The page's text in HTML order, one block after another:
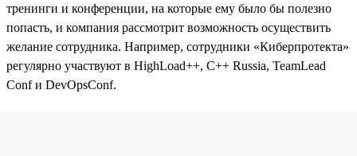
тренинги и конференции, на которые ему было бы полезно
попасть, и компания рассмотрит возможность осуществить
желание сотрудника. Например, сотрудники «Киберпротекта»
регулярно участвуют в HighLoad++, C++ Russia, TeamLead
Conf и DevOpsConf.